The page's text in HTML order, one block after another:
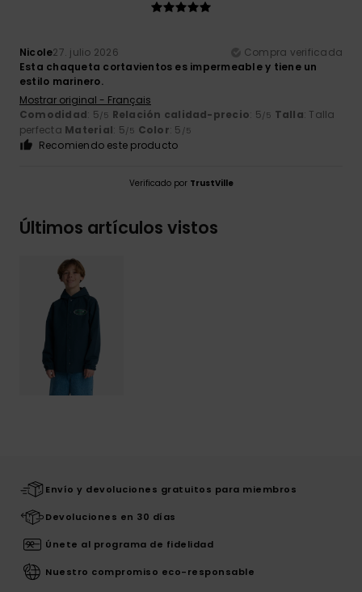
Nicole27. julio 2026
Compra verificada
Esta chaqueta cortavientos es impermeable y tiene un
estilo marinero.
Mostrar original - Français
Comodidad: 5/5 Relación calidad-precio: 5/5 Talla: Talla
perfecta Material: 5/5 Color: 5 /5
Recomiendo este producto
Verificado por TrustVille
Últimos artículos vistos
Envío y devoluciones gratuitos para miembros
Devoluciones en 30 días
Únete al programa de fidelidad
Nuestro compromiso eco-responsable